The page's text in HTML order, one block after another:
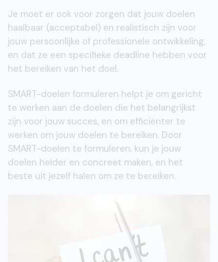
Je moet er ook voor zorgen dat jouw doelen
haalbaar (acceptabel) en realistisch zijn voor
jouw persoonlijke of professionele ontwikkeling,
en dat ze een specifieke deadline hebben voor
het bereiken van het doel.
SMART-doelen formuleren helpt je om gericht
te werken aan de doelen die het belangrijkst
zijn voor jouw succes, en om efficiënter te
werken om jouw doelen te bereiken. Door
SMART-doelen te formuleren, kun je jouw
doelen helder en concreet maken, en het
beste uit jezelf halen om ze te bereiken.